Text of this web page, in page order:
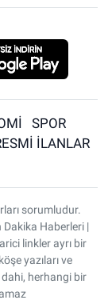
SPOR
İLANLAR
sorumludur.
Haberleri |
linkler ayrı bir
yazıları ve
herhangi bir